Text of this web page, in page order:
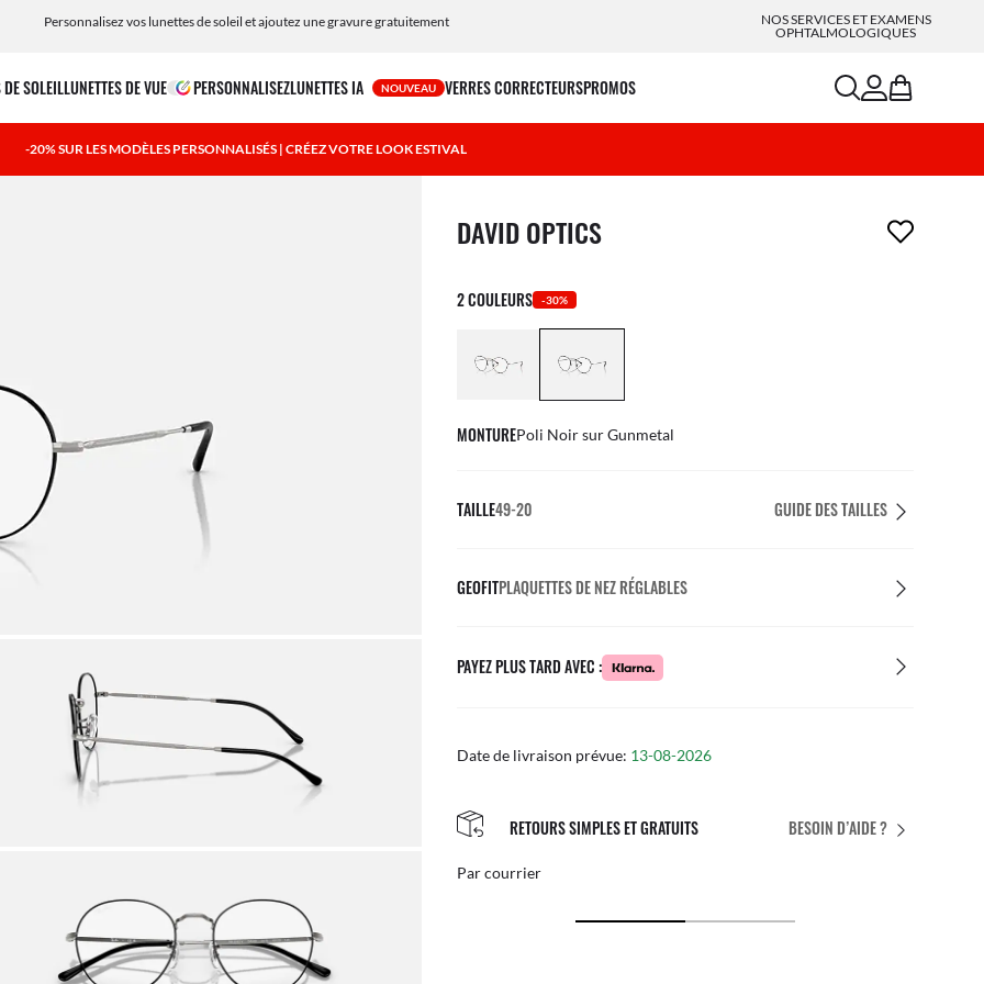
Achetez des verres correcteurs en ligne en quelques étapes simples ! Livrés chez vous
NOS SERVICES ET EXAMENS
OPHTALMOLOGIQUES
DE SOLEILLUNETTES DE VUE PERSONNALISEZLUNETTES IA NOUVEAU VERRES CORRECTEURSPROMOS searchaccount
bag
-20% SUR LES MODÈLES PERSONNALISÉS | CRÉEZ VOTRE LOOK ESTIVAL
1 article a été retiré de votre liste de souhaits
DAVID OPTICS
2 COULEURS -30%
MONTUREPoli Noir sur Gunmetal
TAILLE49-20 GUIDE DES TAILLES
GEOFITPLAQUETTES DE NEZ RÉGLABLES
PAYEZ PLUS TARD AVEC :
Date de livraison prévue: 13-08-2026
BESOIN D’AIDE ?
L’AJUSTEMENT PARFAIT
Ajustements personnalisés gratuits